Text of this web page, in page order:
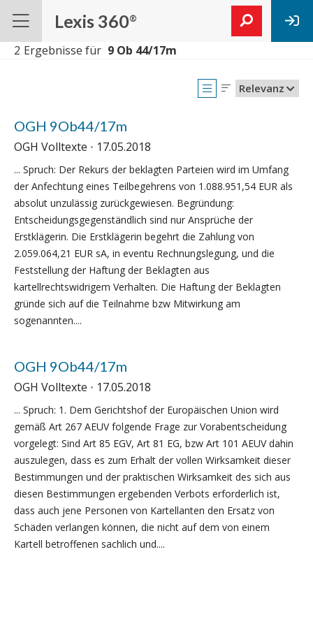
Lexis 360®
2 Ergebnisse für
Relevanz
OGH 9Ob44/17m
OGH Volltexte 17.05.2018
... Spruch: Der Rekurs der beklagten Parteien wird im Umfang
der Anfechtung eines Teilbegehrens von 1.088.951,54 EUR als
absolut unzulässig zurückgewiesen. Begründung:
Entscheidungsgegenständlich sind nur Ansprüche der
Erstklägerin. Die Erstklägerin begehrt die Zahlung von
2.059.064,21 EUR sA, in eventu Rechnungslegung, und die
Feststellung der Haftung der Beklagten aus
kartellrechtswidrigem Verhalten. Die Haftung der Beklagten
gründe sich auf die Teilnahme bzw Mitwirkung am
sogenannten....
OGH 9Ob44/17m
OGH Volltexte 17.05.2018
... Spruch: 1. Dem Gerichtshof der Europäischen Union wird
gemäß Art 267 AEUV folgende Frage zur Vorabentscheidung
vorgelegt: Sind Art 85 EGV, Art 81 EG, bzw Art 101 AEUV dahin
auszulegen, dass es zum Erhalt der vollen Wirksamkeit dieser
Bestimmungen und der praktischen Wirksamkeit des sich aus
diesen Bestimmungen ergebenden Verbots erforderlich ist,
dass auch jene Personen von Kartellanten den Ersatz von
Schäden verlangen können, die nicht auf dem von einem
Kartell betroffenen sachlich und....